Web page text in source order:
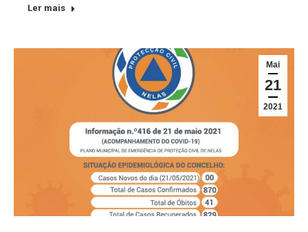
Ler mais
Mai
21
2021